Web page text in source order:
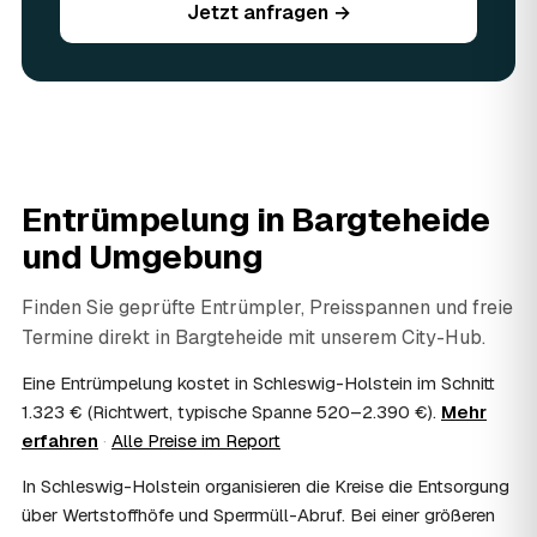
begutachtet und auf den Preis angerechnet — das macht
die Entrümpelung in Bargteheide oft spürbar günstiger.
Anfrage an.
absetzen, sofern es um einen selbst genutzten Haushalt
geht und Sie die Rechnung per Überweisung begleichen.
AWL Zentrum vermittelt nur die Entrümpler und ersetzt
Sie mit Ihrem Finanzamt oder Steuerberater.
07 Übernimmt das Sozialamt oder Jobcenter die
Im Einzelfall ist das möglich — etwa bei einer
Wohnungsauflösung im Rahmen von Sozialhilfe oder
einem vom Amt veranlassten Umzug. Wichtig: Den Antrag
und holen die Kostenübernahme schriftlich ein. AWL
Zentrum vermittelt die Entrümpler, entscheidet aber nicht
Jetzt anfragen →
Entrümpelung in Bargteheide
und Umgebung
Finden Sie geprüfte Entrümpler, Preisspannen und freie
Termine direkt in Bargteheide mit unserem City-Hub.
Eine Entrümpelung kostet in Schleswig-Holstein im Schnitt
1.323 € (Richtwert, typische Spanne 520–2.390 €). Mehr
erfahren · Alle Preise im Report
In Schleswig-Holstein organisieren die Kreise die Entsorgung
über Wertstoffhöfe und Sperrmüll-Abruf. Bei einer größeren